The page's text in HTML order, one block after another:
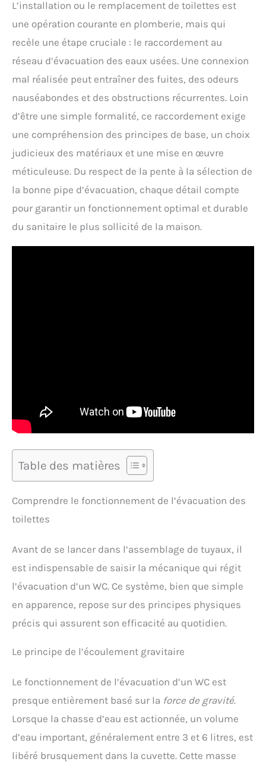
L’installation ou le remplacement de toilettes est
une opération courante en plomberie, mais qui
recèle une étape cruciale : le raccordement au
réseau d’évacuation des eaux usées. Une connexion
mal réalisée peut entraîner des fuites, des odeurs
nauséabondes et des obstructions récurrentes. Loin
d’être une simple formalité, ce raccordement exige
une compréhension des principes de base, un choix
judicieux des matériaux et une mise en œuvre
méticuleuse. Du respect de la pente à la sélection de
la bonne pipe d’évacuation, chaque détail compte
pour garantir un fonctionnement optimal et durable
du sanitaire le plus sollicité de la maison.
Table des matières
Comprendre le fonctionnement de l’évacuation des
toilettes
Avant de se lancer dans l’assemblage de tuyaux, il
est indispensable de saisir la mécanique qui régit
l’évacuation d’un WC. Ce système, bien que simple
en apparence, repose sur des principes physiques
précis qui assurent son efficacité au quotidien.
Le principe de l’écoulement gravitaire
Le fonctionnement de l’évacuation d’un WC est
presque entièrement basé sur la force de gravité.
Lorsque la chasse d’eau est actionnée, un volume
d’eau important, généralement entre 3 et 6 litres, est
libéré brusquement dans la cuvette. Cette masse